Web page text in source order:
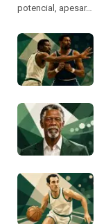
potencial, apesar…